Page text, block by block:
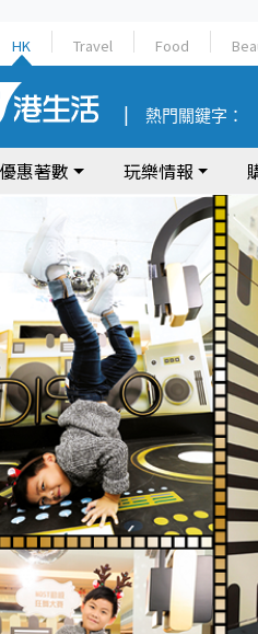
HK Travel Food
熱門關鍵字：
優惠著數 玩樂情報